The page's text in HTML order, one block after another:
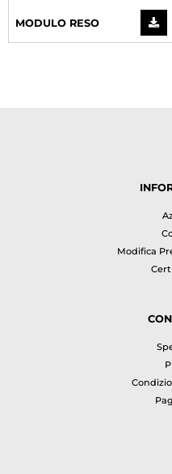
MODULO RESO
Modifica